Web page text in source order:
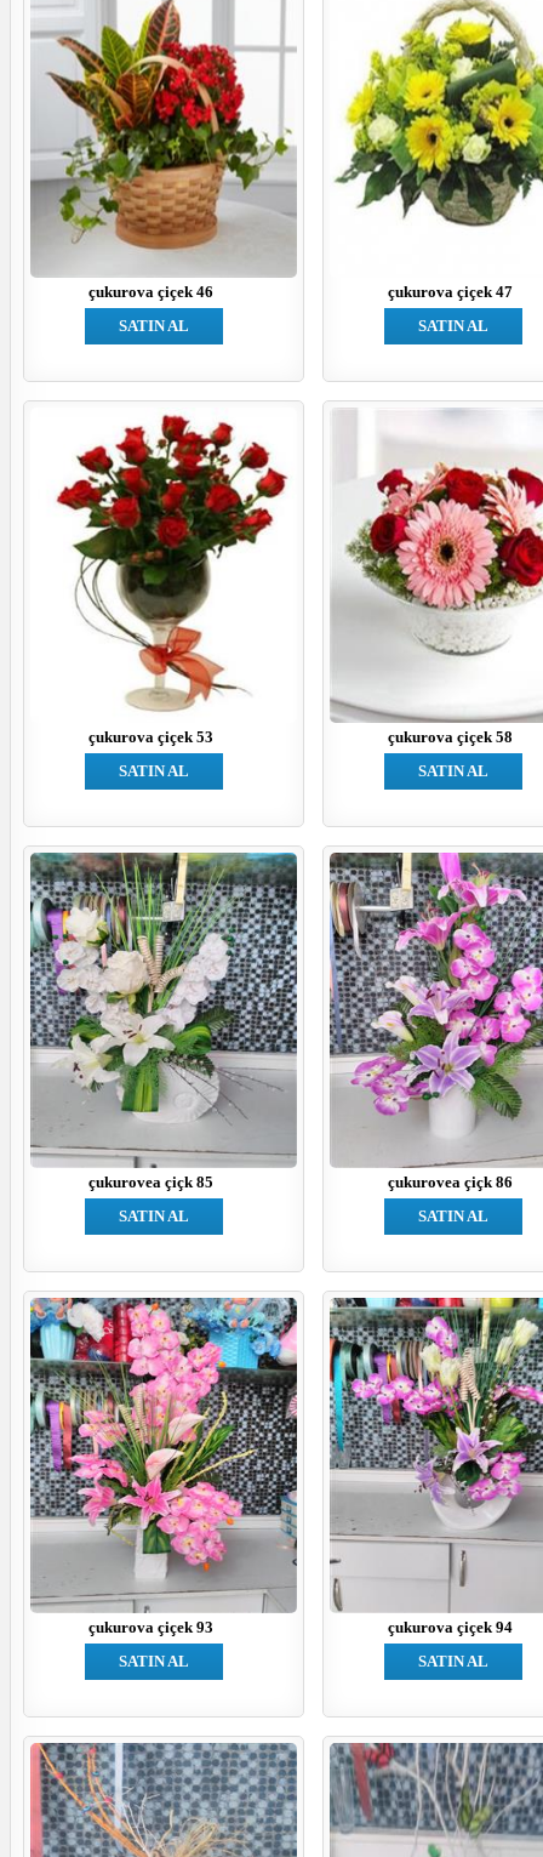
çukurova çiçek 46
SATIN AL
çukurova çiçek 47
SATIN AL
çukurova çiçek 53
SATIN AL
çukurova çiçek 58
SATIN AL
çukurovea çiçk 85
SATIN AL
çukurovea çiçk 86
SATIN AL
çukurova çiçek 93
SATIN AL
çukurova çiçek 94
SATIN AL